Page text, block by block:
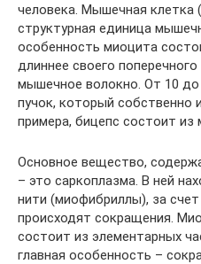
человека. Мышечная клетка
структурная единица
особенность миоцита
длиннее своего
мышечное волокно. От 10
пучок, который собственно
примера, бицепс состоит из
Основное вещество,
– это саркоплазма. В ней
нити (миофибриллы), за
происходят сокращения.
состоит из элементарных
главная особенность –